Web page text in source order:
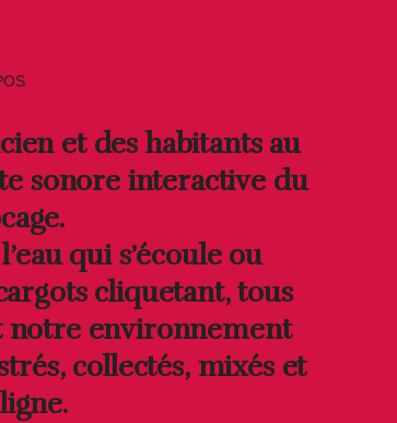
et des habitants au
sonore interactive du
qui s’écoule ou
cliquetant, tous
notre environnement
collectés, mixés et